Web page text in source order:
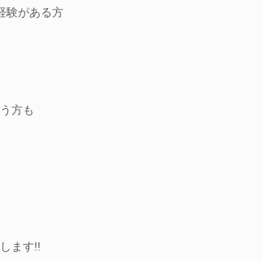
験がある方
方も
ます!!